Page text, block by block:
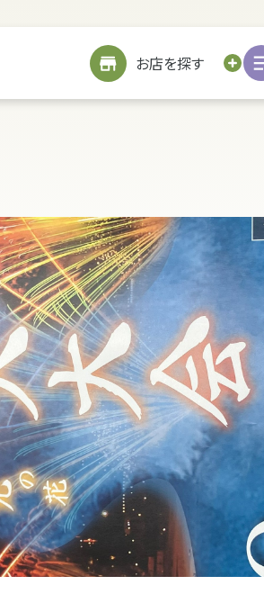
お店を探す
サイトメニューを見る
静岡本通店 静岡石田街道店 清水店
お近くのお店を探す
修繕
お客様の声
お仏壇サービスについての
お問い合わせ
お仏壇トップ
戒名書き
お客様の声
お位牌サービスについての
お問い合わせ
お位牌トップ
修繕
仏具サービスについての
お問い合わせ
仏具トップ
クリーニング
引越し
お墓サービスについての
お問い合わせ
お墓トップ
お客様の声
海洋散骨サービスについての
お問い合わせ